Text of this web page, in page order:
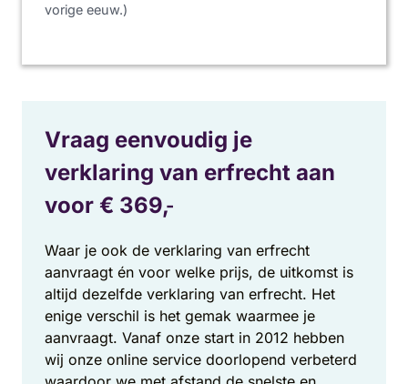
vorige eeuw.)
Vraag eenvoudig je
verklaring van erfrecht aan
voor € 369,-
Waar je ook de verklaring van erfrecht
aanvraagt én voor welke prijs, de uitkomst is
altijd dezelfde verklaring van erfrecht. Het
enige verschil is het gemak waarmee je
aanvraagt. Vanaf onze start in 2012 hebben
wij onze online service doorlopend verbeterd